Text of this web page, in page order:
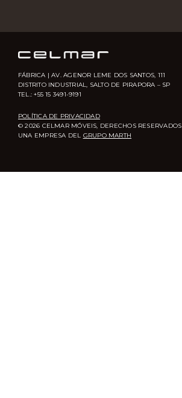
FÁBRICA | AV. AGENOR LEME DOS SANTOS, 111
DISTRITO INDUSTRIAL, SALTO DE PIRAPORA – SP
TEL.: +55 15 3491-9191
POLÍTICA DE PRIVACIDAD
© 2026 CELMAR MÓVEIS, DERECHOS RESERVADOS
UNA EMPRESA DEL GRUPO MARTH